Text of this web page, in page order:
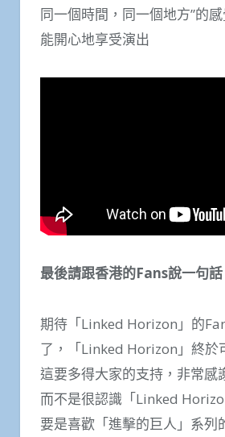
同一個時間，同一個地方”的
能開心地享受演出
最後請跟香港的Fans說一句話
期待「Linked Horizon」的
了，「Linked Horizon」終於
這要多得大家的支持，非常感
而不是很認識「Linked
要是喜歡「進擊的巨人」系列